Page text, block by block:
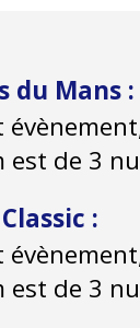
du Mans :
est de 3
:
est de 3